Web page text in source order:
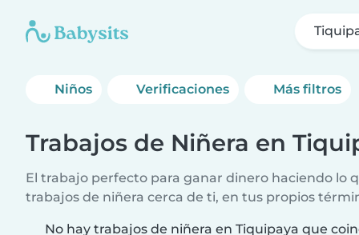
Niños Verificaciones Más filtros
Trabajos de Niñera en
El trabajo perfecto para ganar dinero haciendo lo
trabajos de niñera cerca de ti, en tus propios
No hay trabajos de niñera en Tiquipaya que